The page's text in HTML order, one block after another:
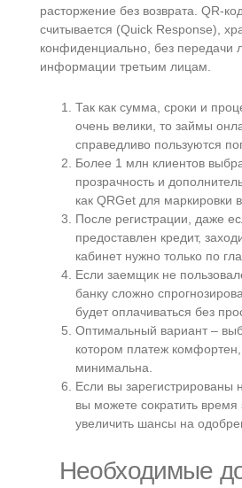
расторжение без возврата. QR-
считывается (Quick Response),
конфиденциально, без передачи
информации третьим лицам.
Так как сумма, сроки и
очень велики, то займы
справедливо пользуются
Более 1 млн клиентов
прозрачность и
как QRGet для маркировки
После регистрации, даже
предоставлен кредит,
кабинет нужно только по
Если заемщик не
банку сложно
будет оплачиваться без
Оптимальный вариант –
котором платеж
минимальна.
Если вы зарегистрированы
вы можете сократить время
увеличить шансы на
Необходимые